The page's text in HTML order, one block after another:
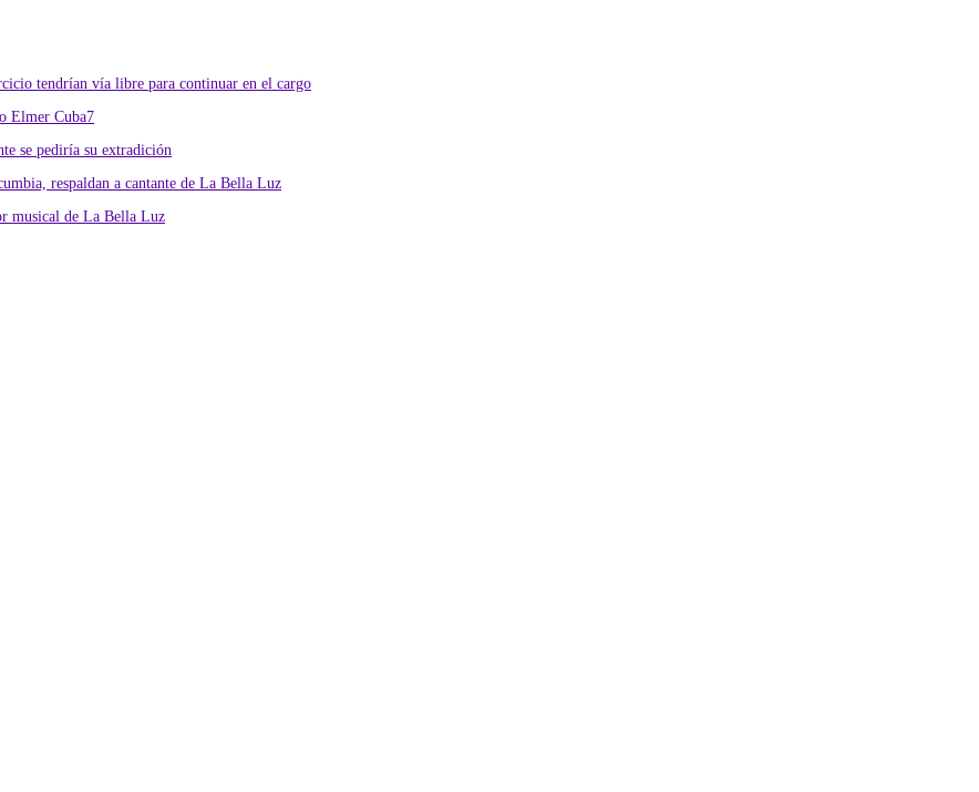
tendrían vía libre para continuar en el cargo
Elmer Cuba7
se pediría su extradición
respaldan a cantante de La Bella Luz
musical de La Bella Luz